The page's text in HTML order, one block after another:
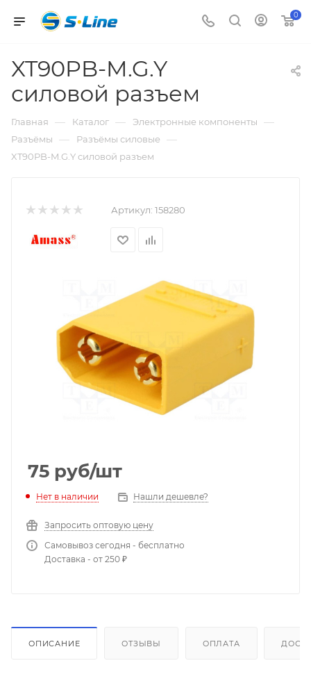
0
XT90PB-M.G.Y
силовой разъем
Главная — Каталог — Электронные компоненты —
Разъёмы — Разъёмы силовые —
XT90PB-M.G.Y силовой разъем
Артикул: 158280
75 руб/шт
Нет в наличии Нашли дешевле?
Запросить оптовую цену
Самовывоз сегодня - бесплатно
Доставка - от 250 ₽
ОПИСАНИЕ ОТЗЫВЫ ОПЛАТА